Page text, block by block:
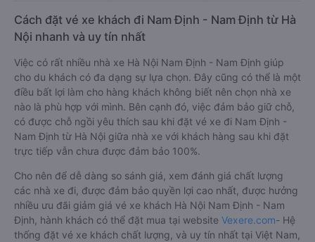
Cách đặt vé xe khách đi Nam Định - Nam Định từ Hà
Nội nhanh và uy tín nhất
Việc có rất nhiều nhà xe Hà Nội Nam Định - Nam Định giúp
cho du khách có đa dạng sự lựa chọn. Đây cũng có thể là một
điều bất lợi làm cho hàng khách không biết nên chọn nhà xe
nào là phù hợp với mình. Bên cạnh đó, việc đảm bảo giữ chỗ,
có được chỗ ngồi yêu thích sau khi đặt vé xe đi Nam Định -
Nam Định từ Hà Nội giữa nhà xe với khách hàng sau khi đặt
trực tiếp vẫn chưa được đảm bảo 100%.
Cho nên để dễ dàng so sánh giá, xem đánh giá chất lượng
các nhà xe đi, được đảm bảo quyền lợi cao nhất, được hưởng
nhiều ưu đãi giảm giá vé xe khách Hà Nội Nam Định - Nam
Định, hành khách có thể đặt mua tại website Vexere.com- Hệ
thống đặt vé xe khách chất lượng, và uy tín nhất tại Việt Nam,